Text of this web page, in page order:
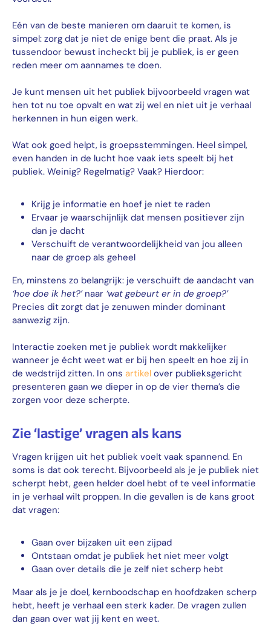
Eén van de beste manieren om daaruit te komen, is
simpel: zorg dat je niet de enige bent die praat. Als je
tussendoor bewust incheckt bij je publiek, is er geen
reden meer om aannames te doen.
Je kunt mensen uit het publiek bijvoorbeeld vragen wat
hen tot nu toe opvalt en wat zij wel en niet uit je verhaal
herkennen in hun eigen werk.
Wat ook goed helpt, is groepsstemmingen. Heel simpel,
even handen in de lucht hoe vaak iets speelt bij het
publiek. Weinig? Regelmatig? Vaak? Hierdoor:
Krijg je informatie en hoef je niet te raden
Ervaar je waarschijnlijk dat mensen positiever zijn
dan je dacht
Verschuift de verantwoordelijkheid van jou alleen
naar de groep als geheel
En, minstens zo belangrijk: je verschuift de aandacht van
‘hoe doe ik het?’ naar ‘wat gebeurt er in de groep?’
Precies dit zorgt dat je zenuwen minder dominant
aanwezig zijn.
Interactie zoeken met je publiek wordt makkelijker
wanneer je écht weet wat er bij hen speelt en hoe zij in
de wedstrijd zitten. In ons artikel over publieksgericht
presenteren gaan we dieper in op de vier thema’s die
zorgen voor deze scherpte.
Zie ‘lastige’ vragen als kans
Vragen krijgen uit het publiek voelt vaak spannend. En
soms is dat ook terecht. Bijvoorbeeld als je je publiek niet
scherpt hebt, geen helder doel hebt of te veel informatie
in je verhaal wilt proppen. In die gevallen is de kans groot
dat vragen:
Gaan over bijzaken uit een zijpad
Ontstaan omdat je publiek het niet meer volgt
Gaan over details die je zelf niet scherp hebt
Maar als je je doel, kernboodschap en hoofdzaken scherp
hebt, heeft je verhaal een sterk kader. De vragen zullen
dan gaan over wat jij kent en weet.